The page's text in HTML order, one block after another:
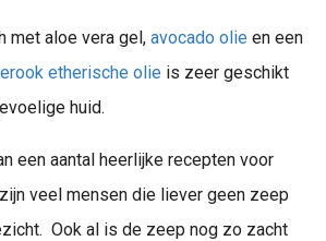
met aloe vera gel, avocado olie en een
etherische olie is zeer geschikt
huid.
een aantal heerlijke recepten voor
veel mensen die liever geen zeep
Ook al is de zeep nog zo zacht